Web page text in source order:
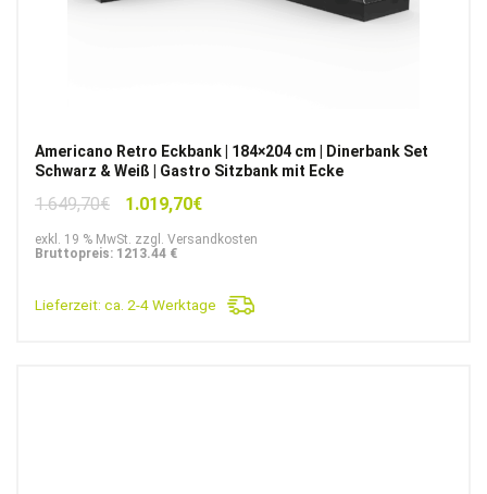
Americano Retro Eckbank | 184×204 cm | Dinerbank Set
Schwarz & Weiß | Gastro Sitzbank mit Ecke
1.649,70€
Ursprünglicher
war:
1.019,70€Aktueller
ist:
exkl. 19 % MwSt. zzgl. Versandkosten
Bruttopreis: 1213.44 €
Lieferzeit: ca. 2-4 Werktage